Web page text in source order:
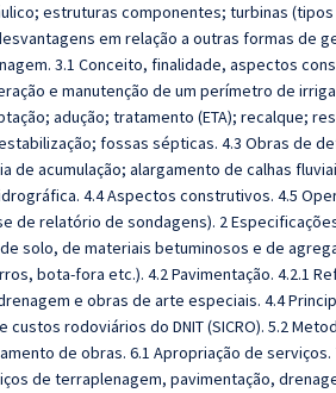
estruturas componentes; turbinas
em relação a outras formas de
3.1 Conceito, finalidade, aspectos
e manutenção de um perímetro de
adução; tratamento (ETA); recalque;
fossas sépticas. 4.3 Obras de
de acumulação; alargamento de calhas
4.4 Aspectos construtivos. 4.5
de relatório de sondagens). 2
solo, de materiais betuminosos e de
bota-fora etc.). 4.2 Pavimentação. 4.2.1
e obras de arte especiais. 4.4
custos rodoviários do DNIT (SICRO). 5.2
de obras. 6.1 Apropriação de
de terraplenagem, pavimentação,